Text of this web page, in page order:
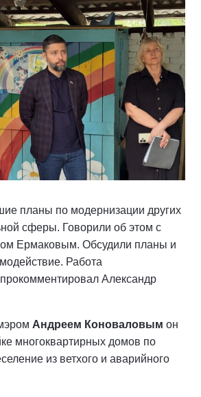
планы по модернизации других
сферы. Говорили об этом с
Ермаковым. Обсудили планы и
Работа
Александр
Андреем Коноваловым он
многоквартирных домов по
из ветхого и аварийного